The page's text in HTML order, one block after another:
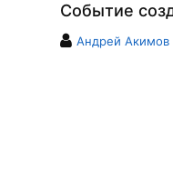
Событие
Андрей Акимов